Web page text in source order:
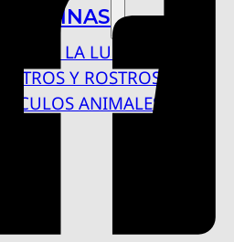
COLUMNAS
BAJO LA LUPA
RASTROS Y ROSTROS
VÍNCULOS ANIMALES